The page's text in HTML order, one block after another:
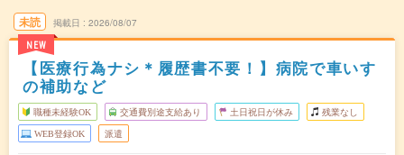
未読
NEW
掲載日 2026/08/07
【医療行為ナシ＊履歴書不要！】病院で車いす
の補助など
職種未経験OK 交通費別途支給あり 土日祝日が休み 残業なし
WEB登録OK 派遣